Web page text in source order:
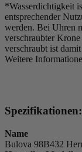
*Wasserdichtigkeit
entsprechender
werden. Bei Uhren
verschraubter Krone
verschraubt ist
Weitere
Spezifikationen:
Name
Bulova 98B432